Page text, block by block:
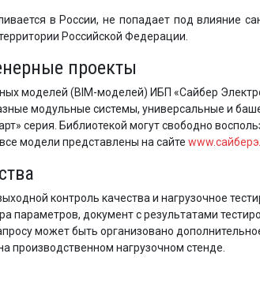
в России, не попадает под влияние
Российской Федерации.
проекты
моделей (BIM-моделей) ИБП «Сайбер
модульные системы, универсальные и
серия. Библиотекой могут свободно
модели представлены на сайте
контроль качества и нагрузочное
параметров, документ с результатами
может быть организовано
производственном нагрузочном стенде.